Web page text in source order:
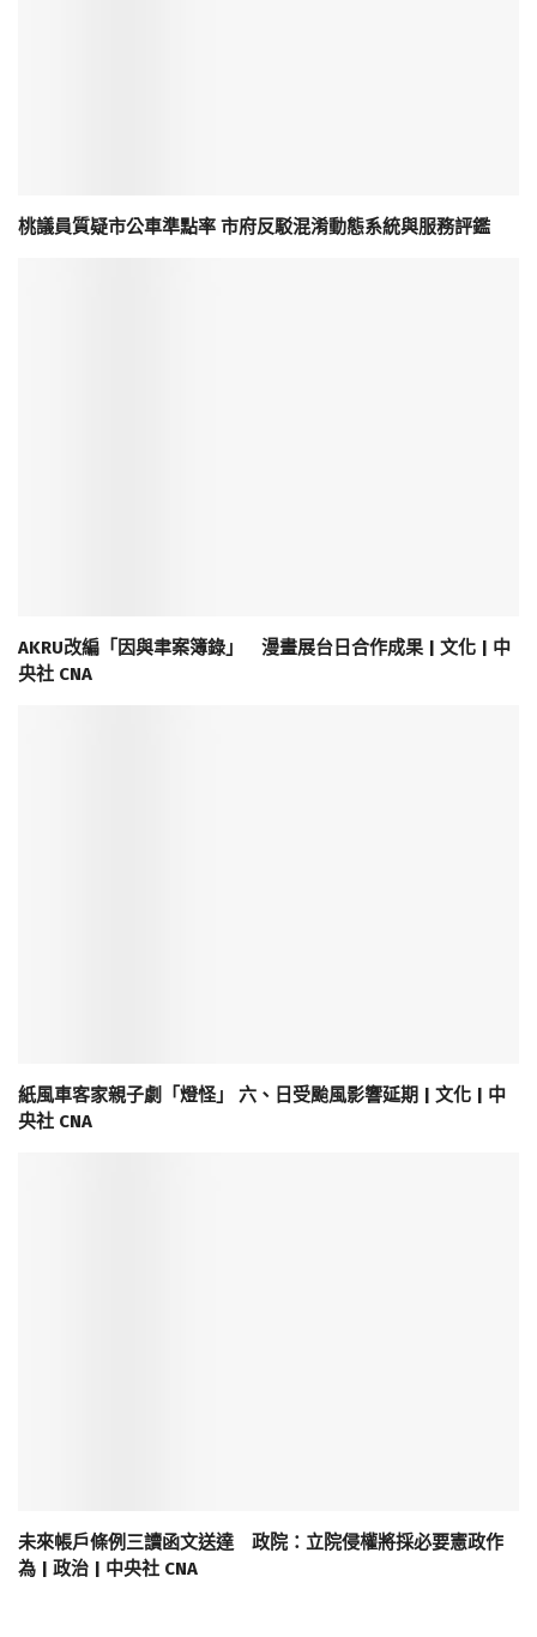
桃議員質疑市公車準點率 市府反駁混淆動態系統與服務評鑑
AKRU改編「因與聿案簿錄」 漫畫展台日合作成果 | 文化 | 中
央社 CNA
紙風車客家親子劇「燈怪」 六、日受颱風影響延期 | 文化 | 中
央社 CNA
未來帳戶條例三讀函文送達 政院：立院侵權將採必要憲政作
為 | 政治 | 中央社 CNA